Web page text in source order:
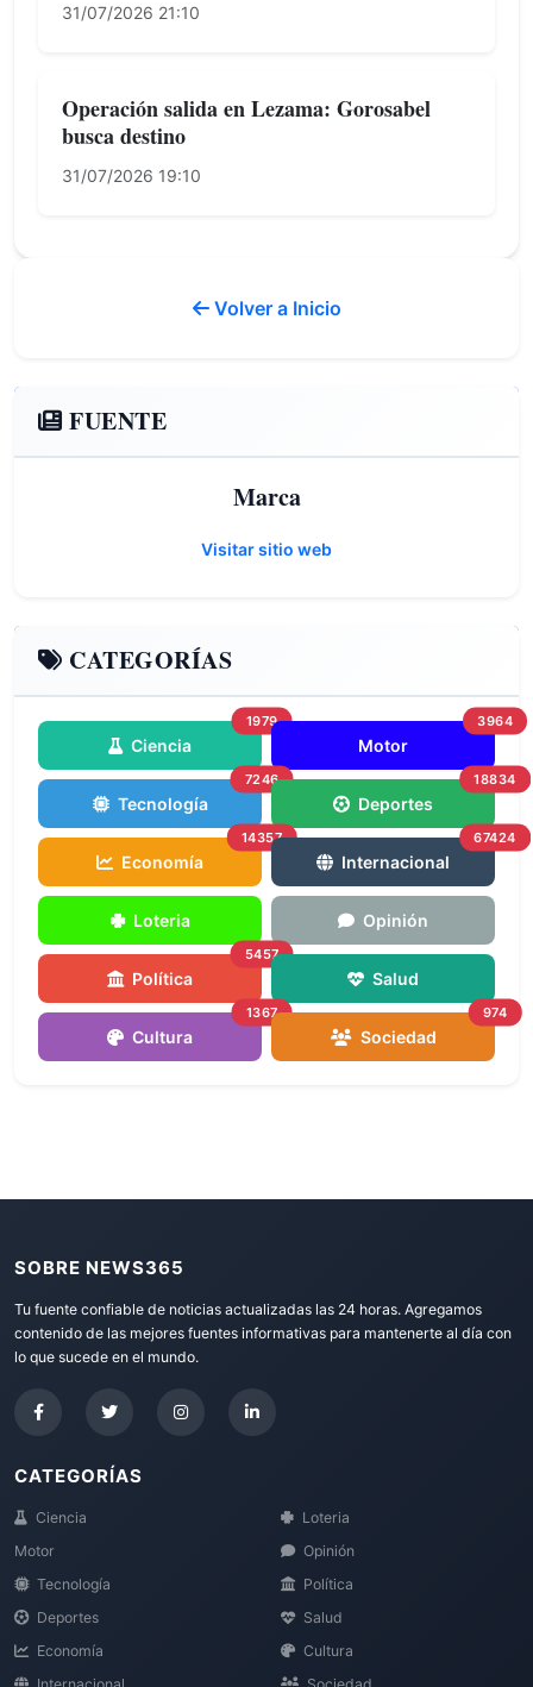
31/07/2026 21:10
Operación salida en Lezama: Gorosabel
busca destino
31/07/2026 19:10
Volver a Inicio
FUENTE
Marca
Visitar sitio web
CATEGORÍAS
Ciencia
1979
Motor
3964
Tecnología
7246
Deportes
18834
Economía
14357
Internacional
67424
Loteria Opinión
Política
5457
Salud
Cultura
1367
Sociedad
974
SOBRE NEWS365
Tu fuente confiable de noticias actualizadas las 24 horas. Agregamos
contenido de las mejores fuentes informativas para mantenerte al día con
lo que sucede en el mundo.
CATEGORÍAS
Ciencia
Motor
Tecnología
Deportes
Economía
Loteria
Opinión
Política
Salud
Cultura